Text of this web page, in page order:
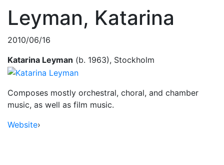
Leyman, Katarina
2010/06/16
Katarina Leyman (b. 1963), Stockholm
Composes mostly orchestral, choral, and chamber
music, as well as film music.
Website›